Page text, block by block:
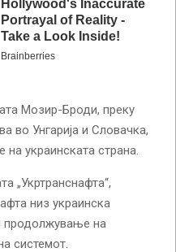
Мозир-Броди, преку
во Унгарија и Словачка,
украинската страна.
„Укртранснафта“,
низ украинска
продолжување на
системот.